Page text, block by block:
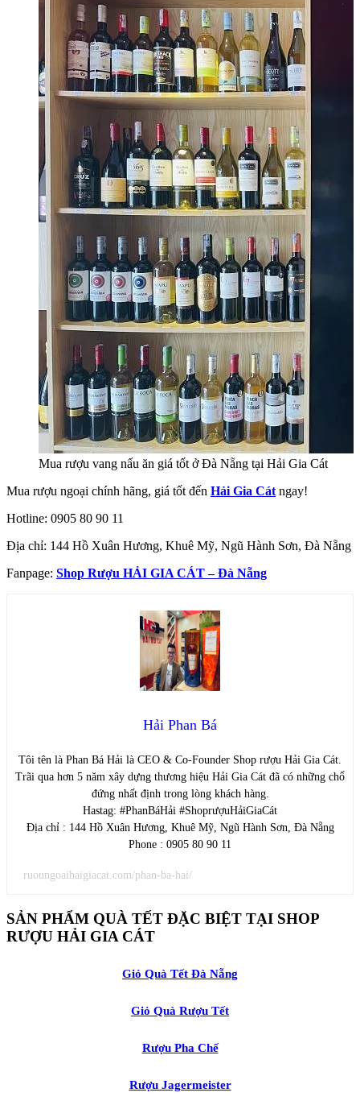
Mua rượu vang nấu ăn giá tốt ở Đà Nẵng tại Hải Gia Cát
Mua rượu ngoại chính hãng, giá tốt đến Hải Gia Cát ngay!
Hotline: 0905 80 90 11
Địa chỉ: 144 Hồ Xuân Hương, Khuê Mỹ, Ngũ Hành Sơn, Đà Nẵng
Fanpage: Shop Rượu HẢI GIA CÁT – Đà Nẵng
Hải Phan Bá
Tôi tên là Phan Bá Hải là CEO & Co-Founder Shop rượu Hải Gia Cát.
Trãi qua hơn 5 năm xây dựng thương hiệu Hải Gia Cát đã có những chổ
đứng nhất định trong lòng khách hàng.
Hastag: #PhanBáHải #ShoprượuHảiGiaCát
Địa chỉ : 144 Hồ Xuân Hương, Khuê Mỹ, Ngũ Hành Sơn, Đà Nẵng
Phone : 0905 80 90 11
ruoungoaihaigiacat.com/phan-ba-hai/
SẢN PHẨM QUÀ TẾT ĐẶC BIỆT TẠI SHOP
RƯỢU HẢI GIA CÁT
Giỏ Quà Tết Đà Nẵng
Giỏ Quà Rượu Tết
Rượu Pha Chế
Rượu Jagermeister